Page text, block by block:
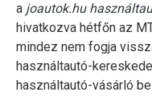
a joautok.hu
hivatkozva hétfőn az
mindez nem fogja
használtautó-
használtautó-vásárló